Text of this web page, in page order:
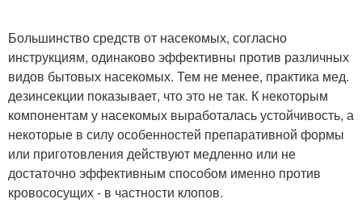
Большинство средств от насекомых, согласно
инструкциям, одинаково эффективны против различных
видов бытовых насекомых. Тем не менее, практика мед.
дезинсекции показывает, что это не так. К некоторым
компонентам у насекомых выработалась устойчивость, а
некоторые в силу особенностей препаративной формы
или приготовления действуют медленно или не
достаточно эффективным способом именно против
кровососущих - в частности клопов.